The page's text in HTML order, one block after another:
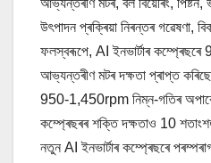
আভ্যন্তৰীণ মটৰ, বল বিয়েৰিং,
উৎপাদন প্ৰক্ৰিয়া নিৰন্তৰ গৱেষণা,
ফলস্বৰূপে, AI ইনভাৰ্টাৰ
আভ্যন্তৰীণ মটৰ দক্ষতা প্ৰাপ্ত
950-1,450rpm নিম্ন-গতিৰ
কম্প্ৰেছৰৰ শক্তি দক্ষতাও 10
নতুন AI ইনভাৰ্টাৰ কম্প্ৰেছৰে